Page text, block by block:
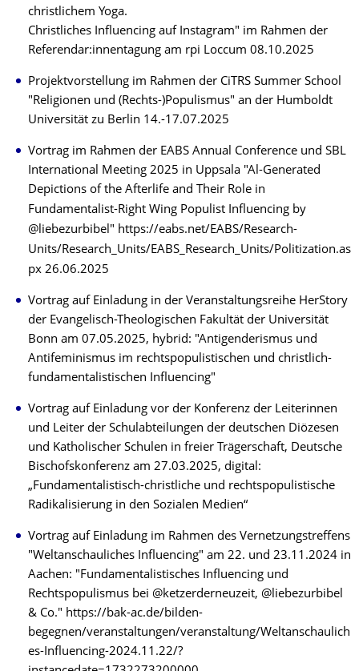
christlichem Yoga.
Christliches Influencing auf Instagram" im Rahmen der
Referendar:innentagung am rpi Loccum 08.10.2025
Projektvorstellung im Rahmen der CiTRS Summer School
"Religionen und (Rechts-)Populismus" an der Humboldt
Universität zu Berlin 14.-17.07.2025
Vortrag im Rahmen der EABS Annual Conference und SBL
International Meeting 2025 in Uppsala "Al-Generated
Depictions of the Afterlife and Their Role in
Fundamentalist-Right Wing Populist Influencing by
@liebezurbibel" https://eabs.net/EABS/Research-
Units/Research_Units/EABS_Research_Units/Politization.as
px 26.06.2025
Vortrag auf Einladung in der Veranstaltungsreihe HerStory
der Evangelisch-Theologischen Fakultät der Universität
Bonn am 07.05.2025, hybrid: "Antigenderismus und
Antifeminismus im rechtspopulistischen und christlich-
fundamentalistischen Influencing"
Vortrag auf Einladung vor der Konferenz der Leiterinnen
und Leiter der Schulabteilungen der deutschen Diözesen
und Katholischer Schulen in freier Trägerschaft, Deutsche
Bischofskonferenz am 27.03.2025, digital:
„Fundamentalistisch-christliche und rechtspopulistische
Radikalisierung in den Sozialen Medien“
Vortrag auf Einladung im Rahmen des Vernetzungstreffens
"Weltanschauliches Influencing" am 22. und 23.11.2024 in
Aachen: "Fundamentalistisches Influencing und
Rechtspopulismus bei @ketzerderneuzeit, @liebezurbibel
& Co." https://bak-ac.de/bilden-
begegnen/veranstaltungen/veranstaltung/Weltanschaulich
es-Influencing-2024.11.22/?